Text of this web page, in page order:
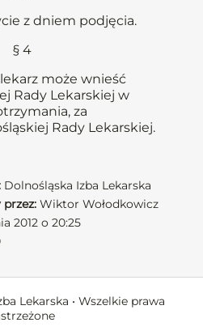
z dniem podjęcia.
§ 4
może wnieść
Rady Lekarskiej w
za
Rady Lekarskiej.
Dolnośląska Izba Lekarska
Wiktor Wołodkowicz
2012 o 20:25
Lekarska • Wszelkie prawa